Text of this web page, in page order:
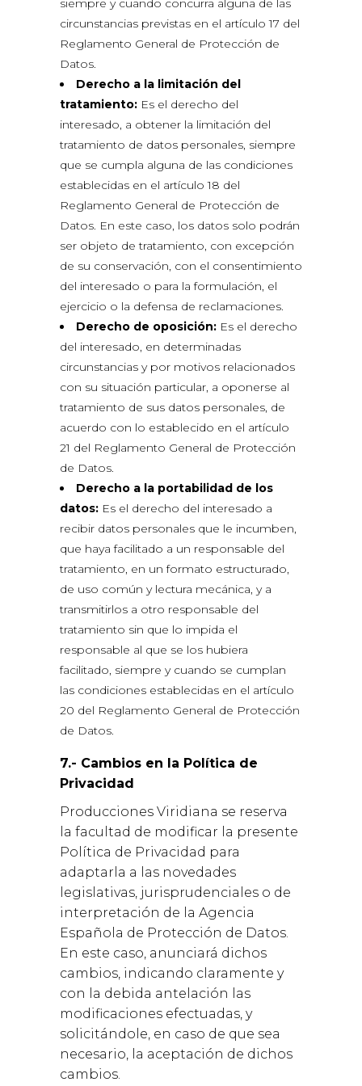
siempre y cuando concurra alguna de las
circunstancias previstas en el artículo 17 del
Reglamento General de Protección de
Datos.
Derecho a la limitación del
tratamiento: Es el derecho del
interesado, a obtener la limitación del
tratamiento de datos personales, siempre
que se cumpla alguna de las condiciones
establecidas en el artículo 18 del
Reglamento General de Protección de
Datos. En este caso, los datos solo podrán
ser objeto de tratamiento, con excepción
de su conservación, con el consentimiento
del interesado o para la formulación, el
ejercicio o la defensa de reclamaciones.
Derecho de oposición: Es el derecho
del interesado, en determinadas
circunstancias y por motivos relacionados
con su situación particular, a oponerse al
tratamiento de sus datos personales, de
acuerdo con lo establecido en el artículo
21 del Reglamento General de Protección
de Datos.
Derecho a la portabilidad de los
datos: Es el derecho del interesado a
recibir datos personales que le incumben,
que haya facilitado a un responsable del
tratamiento, en un formato estructurado,
de uso común y lectura mecánica, y a
transmitirlos a otro responsable del
tratamiento sin que lo impida el
responsable al que se los hubiera
facilitado, siempre y cuando se cumplan
las condiciones establecidas en el artículo
20 del Reglamento General de Protección
de Datos.
7.- Cambios en la Política de
Privacidad
Producciones Viridiana se reserva
la facultad de modificar la presente
Política de Privacidad para
adaptarla a las novedades
legislativas, jurisprudenciales o de
interpretación de la Agencia
Española de Protección de Datos.
En este caso, anunciará dichos
cambios, indicando claramente y
con la debida antelación las
modificaciones efectuadas, y
solicitándole, en caso de que sea
necesario, la aceptación de dichos
cambios.